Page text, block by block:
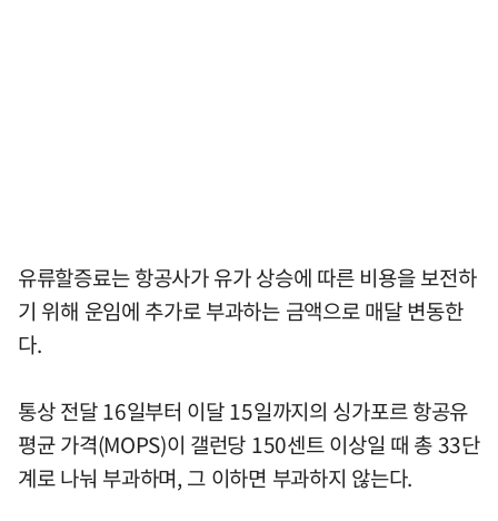
유류할증료는 항공사가 유가 상승에 따른 비용을 보전하
기 위해 운임에 추가로 부과하는 금액으로 매달 변동한
다.
통상 전달 16일부터 이달 15일까지의 싱가포르 항공유
평균 가격(MOPS)이 갤런당 150센트 이상일 때 총 33단
계로 나눠 부과하며, 그 이하면 부과하지 않는다.